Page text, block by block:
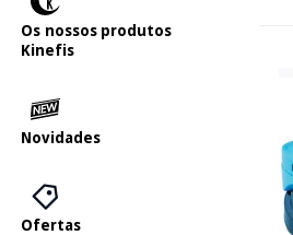
Os nossos produtos
Kinefis
Novidades
Ofertas